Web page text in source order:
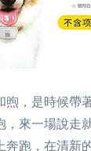
煦，是時候帶
，來一場說走
奔跑，在清新